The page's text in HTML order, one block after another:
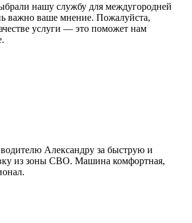
нашу службу для междугородней
важно ваше мнение. Пожалуйста,
услуги — это поможет нам
Александру за быструю и
из зоны СВО. Машина комфортная,